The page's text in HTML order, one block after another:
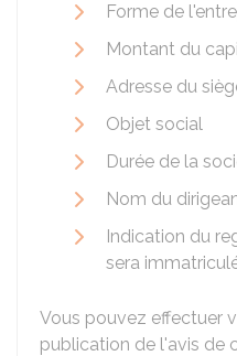
Forme de
Montant du
Adresse du
Objet social
Durée de la
Nom du
Indication du
sera
Vous pouvez effectuer
publication de l'avis de